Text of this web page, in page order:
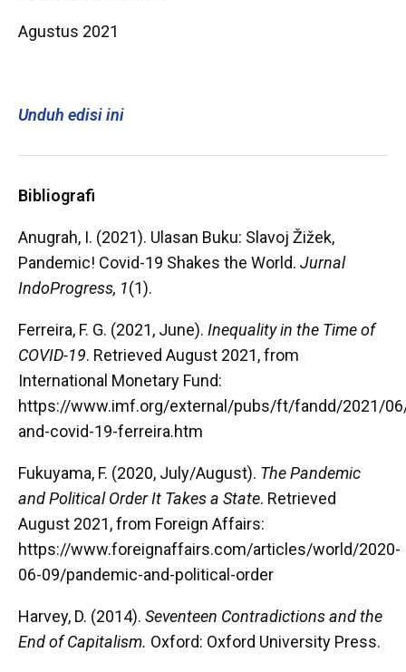
Agustus 2021
Unduh edisi ini
Bibliografi
Anugrah, I. (2021). Ulasan Buku: Slavoj Žižek,
Pandemic! Covid-19 Shakes the World. Jurnal
IndoProgress, 1(1).
Ferreira, F. G. (2021, June). Inequality in the Time of
COVID-19. Retrieved August 2021, from
International Monetary Fund:
https://www.imf.org/external/pubs/ft/fandd/2021/
and-covid-19-ferreira.htm
Fukuyama, F. (2020, July/August). The Pandemic
and Political Order It Takes a State. Retrieved
August 2021, from Foreign Affairs:
https://www.foreignaffairs.com/articles/world/2020-
06-09/pandemic-and-political-order
Harvey, D. (2014). Seventeen Contradictions and the
End of Capitalism. Oxford: Oxford University Press.